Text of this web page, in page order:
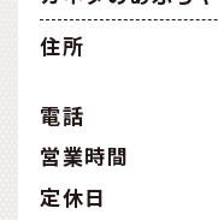
住所
電話
営業時間
定休日